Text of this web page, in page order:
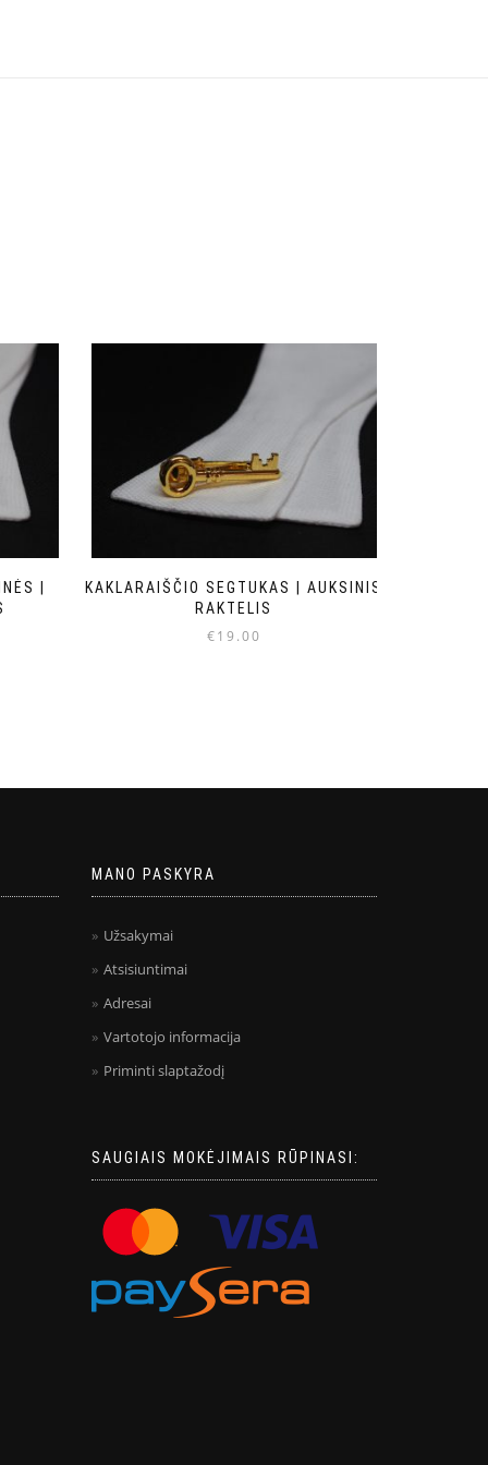
|
KAKLARAIŠČIO SEGTUKAS | AUKSINIS
RAKTELIS
€19.00
MANO PASKYRA
Užsakymai
Atsisiuntimai
Adresai
Vartotojo informacija
Priminti slaptažodį
SAUGIAIS MOKĖJIMAIS RŪPINASI: